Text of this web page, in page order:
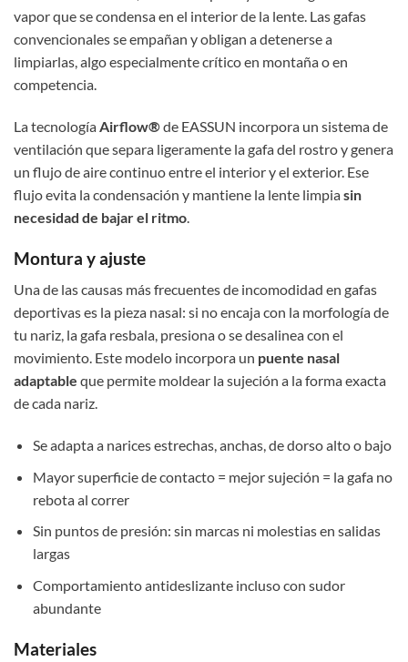
vapor que se condensa en el interior de la lente. Las gafas
convencionales se empañan y obligan a detenerse a
limpiarlas, algo especialmente crítico en montaña o en
competencia.
La tecnologíaAirflow®de EASSUN incorpora un sistema de
ventilación que separa ligeramente la gafa del rostro y genera
un flujo de aire continuo entre el interior y el exterior. Ese
flujo evita la condensación y mantiene la lente limpiasin
necesidad de bajar el ritmo.
Montura y ajuste
Una de las causas más frecuentes de incomodidad en gafas
deportivas es la pieza nasal: si no encaja con la morfología de
tu nariz, la gafa resbala, presiona o se desalinea con el
movimiento. Este modelo incorpora un puente nasal
adaptable que permite moldear la sujeción a la forma exacta
de cada nariz.
Se adapta a narices estrechas, anchas, de dorso alto o bajo
Mayor superficie de contacto = mejor sujeción = la gafa no
rebota al correr
Sin puntos de presión: sin marcas ni molestias en salidas
largas
Comportamiento antideslizante incluso con sudor
abundante
Materiales